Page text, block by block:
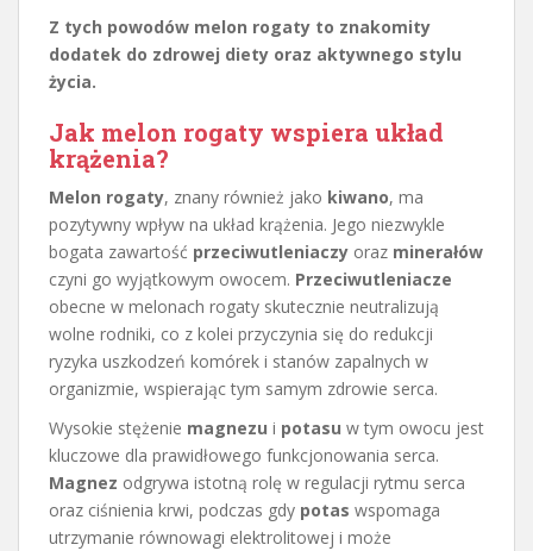
Z tych powodów melon rogaty to znakomity
dodatek do zdrowej diety oraz aktywnego stylu
życia.
Jak melon rogaty wspiera układ
krążenia?
Melon rogaty, znany również jako kiwano, ma
pozytywny wpływ na układ krążenia. Jego niezwykle
bogata zawartość przeciwutleniaczy oraz minerałów
czyni go wyjątkowym owocem. Przeciwutleniacze
obecne w melonach rogaty skutecznie neutralizują
wolne rodniki, co z kolei przyczynia się do redukcji
ryzyka uszkodzeń komórek i stanów zapalnych w
organizmie, wspierając tym samym zdrowie serca.
Wysokie stężenie magnezu i potasu w tym owocu jest
kluczowe dla prawidłowego funkcjonowania serca.
Magnez odgrywa istotną rolę w regulacji rytmu serca
oraz ciśnienia krwi, podczas gdy potas wspomaga
utrzymanie równowagi elektrolitowej i może